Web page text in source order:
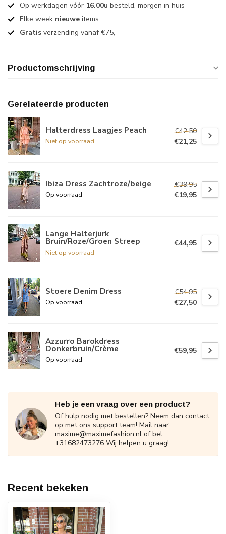
Op werkdagen vóór 16.00u besteld, morgen in huis
Elke week nieuwe items
Gratis verzending vanaf €75,-
Productomschrijving
Gerelateerde producten
Halterdress Laagjes Peach
Niet op voorraad
€42,50
€21,25
Ibiza Dress Zachtroze/beige
Op voorraad
€39,95
€19,95
Lange Halterjurk
Bruin/Roze/Groen Streep
Niet op voorraad
€44,95
Stoere Denim Dress
Op voorraad
€54,95
€27,50
Azzurro Barokdress
Donkerbruin/Crème
Op voorraad
€59,95
Heb je een vraag over een product?
Of hulp nodig met bestellen? Neem dan contact
op met ons support team! Mail naar
maxime@maximefashion.nl of bel
+31682473276 Wij helpen u graag!
Recent bekeken